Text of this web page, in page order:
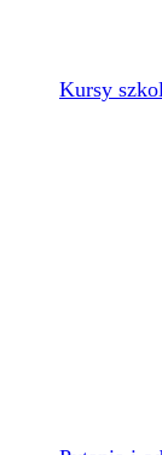
Kursy